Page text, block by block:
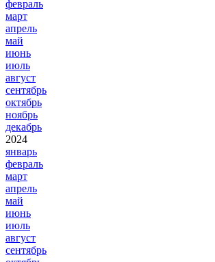
февраль
март
апрель
май
июнь
июль
август
сентябрь
октябрь
ноябрь
декабрь
2024
январь
февраль
март
апрель
май
июнь
июль
август
сентябрь